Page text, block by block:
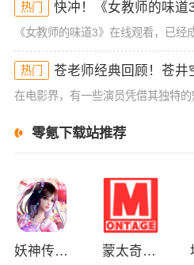
热门
热门
零氪下载站推荐
妖神传GM版 蒙太奇影视2025最新版本下载